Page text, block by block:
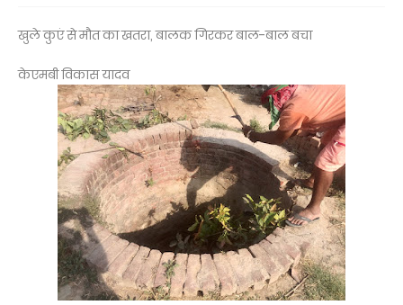
खुले कुएं से मौत का खतरा, बालक गिरकर बाल-बाल बचा
केएमबी विकास यादव